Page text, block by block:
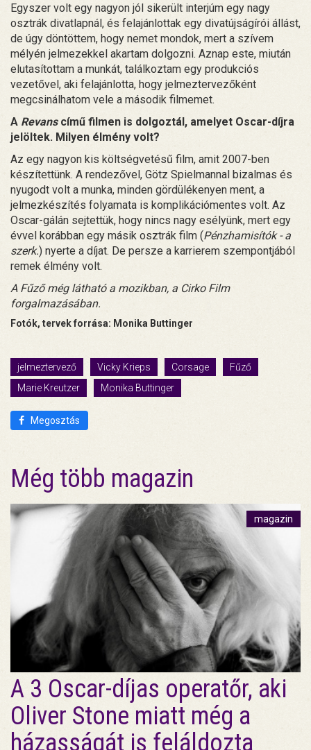
Egyszer volt egy nagyon jól sikerült interjúm egy nagy
osztrák divatlapnál, és felajánlottak egy divatújságírói állást,
de úgy döntöttem, hogy nemet mondok, mert a szívem
mélyén jelmezekkel akartam dolgozni. Aznap este, miután
elutasítottam a munkát, találkoztam egy produkciós
vezetővel, aki felajánlotta, hogy jelmeztervezőként
megcsinálhatom vele a második filmemet.
A Revanscímű filmen is dolgoztál, amelyet Oscar-díjra
jelöltek. Milyen élmény volt?
Az egy nagyon kis költségvetésű film, amit 2007-ben
készítettünk. A rendezővel, Götz Spielmannal bizalmas és
nyugodt volt a munka, minden gördülékenyen ment, a
jelmezkészítés folyamata is komplikációmentes volt. Az
Oscar-gálán sejtettük, hogy nincs nagy esélyünk, mert egy
évvel korábban egy másik osztrák film (Pénzhamisítók - a
szerk.) nyerte a díjat. De persze a karrierem szempontjából
remek élmény volt.
A Fűző még látható a mozikban, a Cirko Film
forgalmazásában.
Fotók, tervek forrása: Monika Buttinger
jelmeztervező Vicky Krieps Corsage
Fűző
Marie Kreutzer
Monika Buttinger
Megosztás
Még több magazin
magazin
A 3 Oscar-díjas operatőr, aki
Oliver Stone miatt még a
házasságát is feláldozta